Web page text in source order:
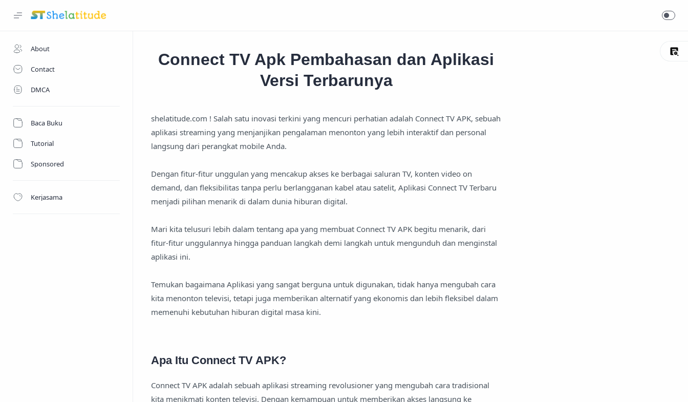
About
Contact
DMCA
Baca Buku
Tutorial
Sponsored
Kerjasama
Connect TV Apk Pembahasan dan Aplikasi
Versi Terbarunya
shelatitude.com ! Salah satu inovasi terkini yang mencuri perhatian adalah Connect TV APK, sebuah
aplikasi streaming yang menjanjikan pengalaman menonton yang lebih interaktif dan personal
langsung dari perangkat mobile Anda.
Dengan fitur-fitur unggulan yang mencakup akses ke berbagai saluran TV, konten video on
demand, dan fleksibilitas tanpa perlu berlangganan kabel atau satelit, Aplikasi Connect TV Terbaru
menjadi pilihan menarik di dalam dunia hiburan digital.
Mari kita telusuri lebih dalam tentang apa yang membuat Connect TV APK begitu menarik, dari
fitur-fitur unggulannya hingga panduan langkah demi langkah untuk mengunduh dan menginstal
aplikasi ini.
Temukan bagaimana Aplikasi yang sangat berguna untuk digunakan, tidak hanya mengubah cara
kita menonton televisi, tetapi juga memberikan alternatif yang ekonomis dan lebih fleksibel dalam
memenuhi kebutuhan hiburan digital masa kini.
Apa Itu Connect TV APK?
Connect TV APK adalah sebuah aplikasi streaming revolusioner yang mengubah cara tradisional
kita menikmati konten televisi. Dengan kemampuan untuk memberikan akses langsung ke